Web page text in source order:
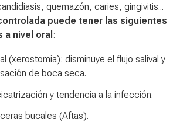
quemazón, caries, gingivitis...
puede tener las siguientes
nivel oral :
(xerostomia): disminuye el flujo salival y
de boca seca.
y tendencia a la infección.
bucales (Aftas).